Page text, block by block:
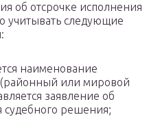
об отсрочке исполнения
учитывать следующие
наименование
или мировой
заявление об
судебного решения;